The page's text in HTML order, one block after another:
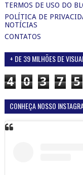
TERMOS DE USO DO
POLÍTICA DE
NOTÍCIAS
CONTATOS
+ DE 39 MILHÕES DE
4 0 3 7 5
CONHEÇA NOSSO